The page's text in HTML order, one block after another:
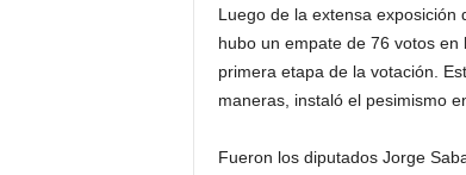
Luego de la extensa exposición
hubo un empate de 76 votos
primera etapa de la votación.
maneras, instaló el pesimismo
Fueron los diputados Jorge